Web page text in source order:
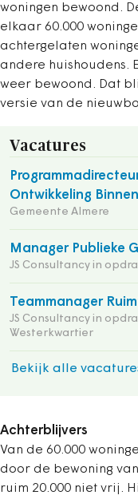
woningen bewoond.
elkaar 60.000
achtergelaten
andere huishoudens.
weer bewoond. Dat
versie van de
Vacatures
Ontwikkeling
Gemeente Almere
Manager Publieke
JS Consultancy in
Teammanager
JS Consultancy in
Westerkwartier
Bekijk alle
Achterblijvers
Van de 60.000
door de bewoning
ruim 20.000 niet vrij.